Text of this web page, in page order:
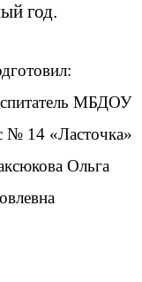
год.
МБДОУ